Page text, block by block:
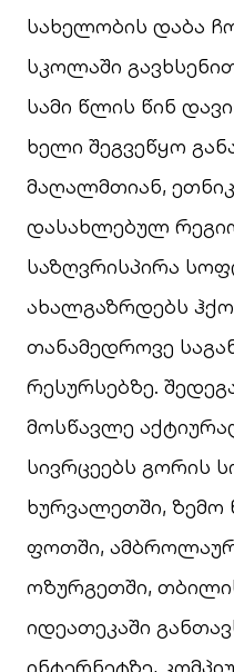
სახელობის დაბა
სკოლაში
სამი წლის წინ
ხელი შეგვეწყო
მაღალმთიან,
დასახლებულ
საზღვრისპირა
ახალგაზრდებს
თანამედროვე
რესურსებზე.
მოსწავლე
სივრცეებს გორის
ხურვალეთში, ზემო
ფოთში,
ოზურგეთში,
იდეათეკაში